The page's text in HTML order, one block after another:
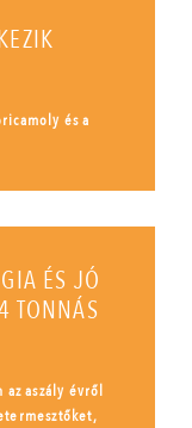
és a
ÉS JÓ
TONNÁS
az aszály évről